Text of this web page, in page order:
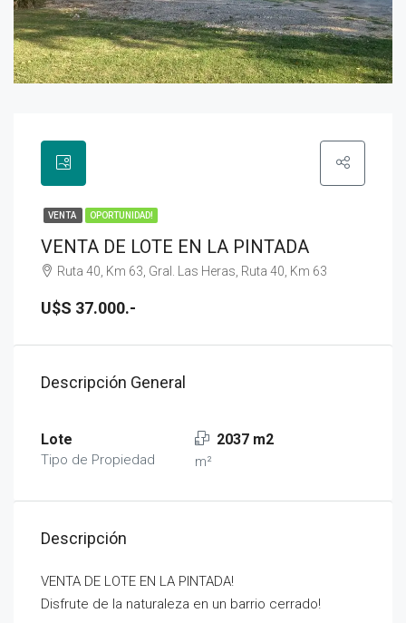
VENTA OPORTUNIDAD!
VENTA DE LOTE EN LA PINTADA
Ruta 40, Km 63, Gral. Las Heras, Ruta 40, Km 63
U$S 37.000.-
Descripción General
Lote
Tipo de Propiedad
2037 m2
m²
Descripción
VENTA DE LOTE EN LA PINTADA!
Disfrute de la naturaleza en un barrio cerrado!